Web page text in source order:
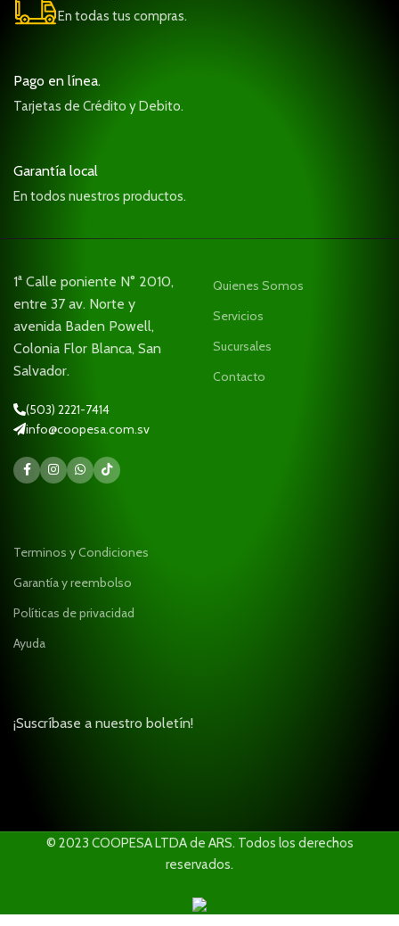
En todas tus compras.
Pago en línea.
Tarjetas de Crédito y Debito.
Garantía local
En todos nuestros productos.
1ª Calle poniente N° 2010,
entre 37 av. Norte y
avenida Baden Powell,
Colonia Flor Blanca, San
Salvador.
(503) 2221-7414
info@coopesa.com.sv
Quienes Somos
Servicios
Sucursales
Contacto
Terminos y Condiciones
Garantía y reembolso
Políticas de privacidad
Ayuda
¡Suscríbase a nuestro boletín!
© 2023 COOPESA LTDA de ARS. Todos los derechos
reservados.